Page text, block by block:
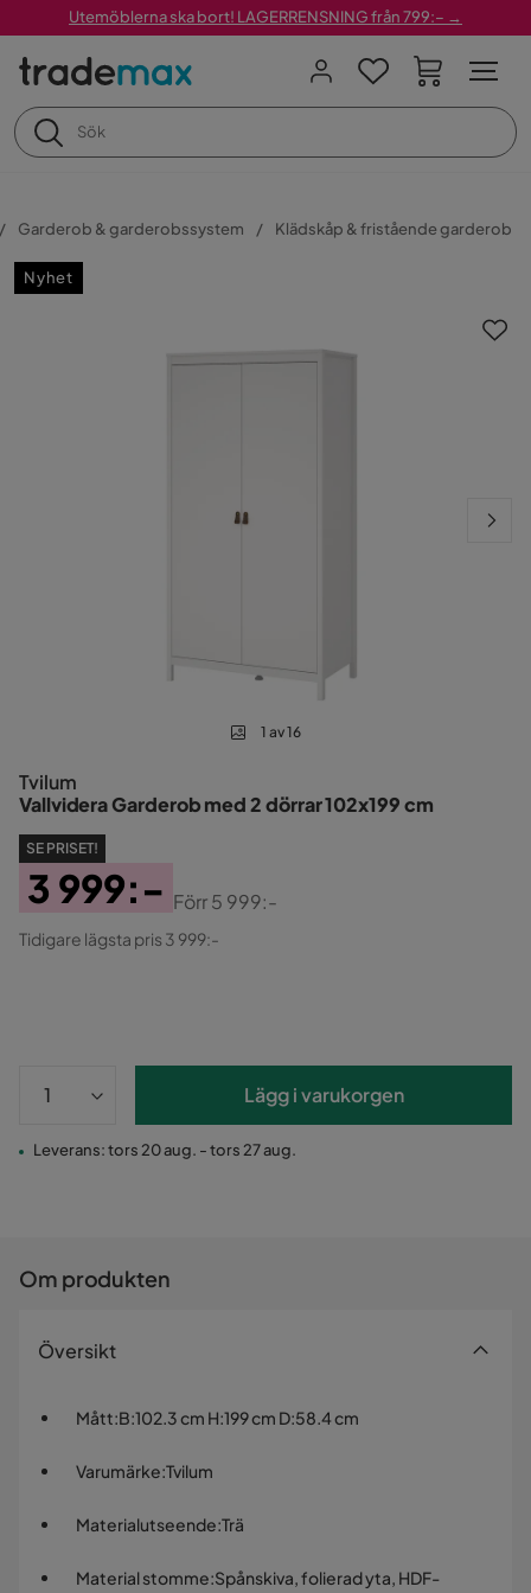
Utemöblerna ska bort! LAGERRENSNING från 799:– →
Garderob & garderobssystem Klädskåp & fristående garderob
Nyhet
1 av 16
Tvilum
Vallvidera Garderob med 2 dörrar 102x199 cm
SE PRISET!
Pris
3 999:-
Original
Förr5 999:-
Tidigare lägsta pris 3 999:-
Lägg i varukorgen
Leverans: tors 20 aug. - tors 27 aug.
Om produkten
Översikt
Mått:B:102.3 cm H:199 cm D:58.4 cm
Varumärke:Tvilum
Materialutseende:Trä
Material stomme:Spånskiva, folierad yta, HDF-